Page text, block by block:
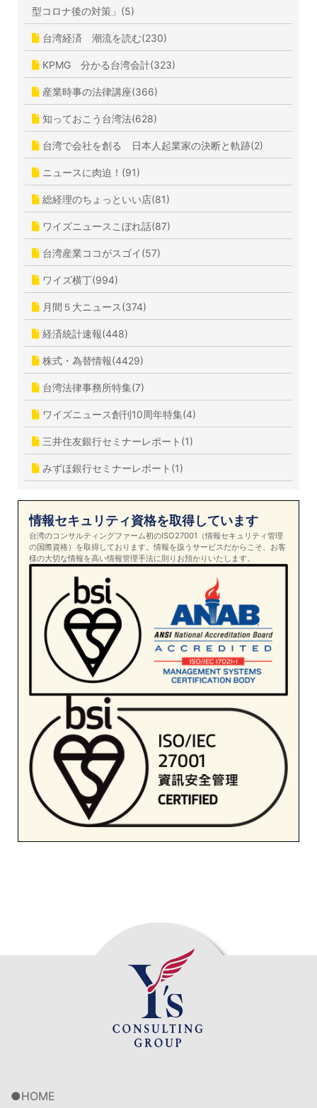
型コロナ後の対策」(5)
台湾経済 潮流を読む(230)
KPMG 分かる台湾会計(323)
産業時事の法律講座(366)
知っておこう台湾法(628)
台湾で会社を創る 日本人起業家の決断と軌跡(2)
ニュースに肉迫！(91)
総経理のちょっといい店(81)
ワイズニュースこぼれ話(87)
台湾産業ココがスゴイ(57)
ワイズ横丁(994)
月間５大ニュース(374)
経済統計速報(448)
株式・為替情報(4429)
台湾法律事務所特集(7)
ワイズニュース創刊10周年特集(4)
三井住友銀行セミナーレポート(1)
みずほ銀行セミナーレポート(1)
情報セキュリティ資格を取得しています
台湾のコンサルティングファーム初のISO27001（情報セキュリティ管理
の国際資格）を取得しております。情報を扱うサービスだからこそ、お客
様の大切な情報を高い情報管理手法に則りお預かりいたします。
HOME